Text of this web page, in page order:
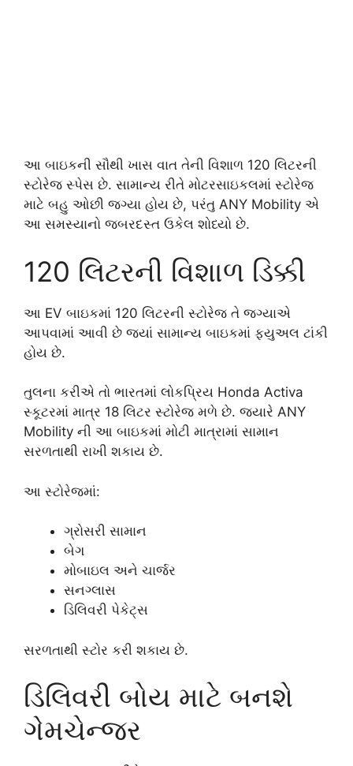
આ બાઇકની સૌથી ખાસ વાત તેની વિશાળ 120 લિટરની
સ્ટોરેજ સ્પેસ છે. સામાન્ય રીતે મોટરસાઇકલમાં સ્ટોરેજ
માટે બહુ ઓછી જગ્યા હોય છે, પરંતુ ANY Mobility એ
આ સમસ્યાનો જબરદસ્ત ઉકેલ શોધ્યો છે.
120 લિટરની વિશાળ ડિક્કી
આ EV બાઇકમાં 120 લિટરની સ્ટોરેજ તે જગ્યાએ
આપવામાં આવી છે જ્યાં સામાન્ય બાઇકમાં ફ્યુઅલ ટાંકી
હોય છે.
તુલના કરીએ તો ભારતમાં લોકપ્રિય Honda Activa
સ્કૂટરમાં માત્ર 18 લિટર સ્ટોરેજ મળે છે. જ્યારે ANY
Mobility ની આ બાઇકમાં મોટી માત્રામાં સામાન
સરળતાથી રાખી શકાય છે.
આ સ્ટોરેજમાં:
ગ્રોસરી સામાન
બેગ
મોબાઇલ અને ચાર્જર
સનગ્લાસ
ડિલિવરી પેકેટ્સ
સરળતાથી સ્ટોર કરી શકાય છે.
ડિલિવરી બોય માટે બનશે
ગેમચેન્જર